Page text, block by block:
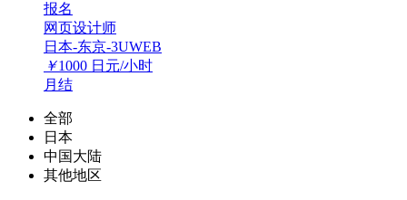
报名
网页设计师
日本-东京-3UWEB
￥1000 日元/小时
月结
全部
日本
中国大陆
其他地区